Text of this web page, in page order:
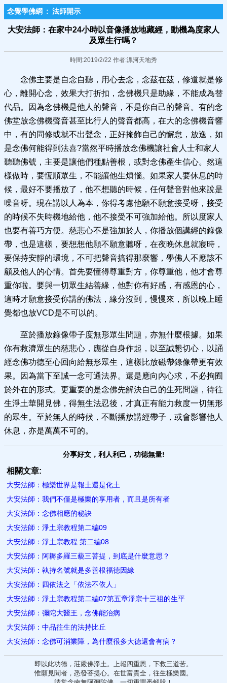
念覺學佛網 : 法師開示
大安法師：在家中24小時以音像播放地藏經，動機為度家人
及眾生行嗎？
時間:2019/2/22 作者:漯河天地秀
念佛主要是自念自聽，用心去念，念茲在茲，修道就是修
心，離開心念，效果大打折扣，念佛機只是助緣，不能成為替
代品。因為念佛機是他人的聲音，不是你自己的聲音。有的念
佛堂放念佛機聲音甚至比行人的聲音都高，在大的念佛機音響
中，有的同修或就不出聲念，正好掩飾自己的懈怠，放逸，如
是念佛何能得到法喜?當然平時播放念佛機讓社會人士和家人
聽聽佛號，主要是讓他們種點善根，或對念佛產生信心。然這
樣做時，要恆順眾生，不能讓他生煩惱。如果家人要休息的時
候，最好不要播放了，他不想聽的時候，任何聲音對他來說是
噪音呀。現在講以人為本，你得考慮他願不願意接受呀，接受
的時候不失時機地給他，他不接受不可強加給他。所以度家人
也要有善巧方便。慈悲心不是強加於人，你播放個講經的錄像
帶，也是這樣，要想想他願不願意聽呀，在夜晚休息就寢時，
要保持安靜的環境，不可把聲音搞得那麼響，學佛人不應該不
顧及他人的心情。首先要懂得尊重對方，你尊重他，他才會尊
重你啦。要與一切眾生結善緣，他對你有好感，有感恩的心，
這時才願意接受你講的佛法，緣分沒到，慢慢來，所以晚上睡
覺都也放VCD是不可以的。
至於播放錄像帶子度無形眾生問題，亦無什麼根據。如果
你有救濟眾生的慈悲心，應從自身作起，以至誠懇切心，以誦
經念佛功德至心回向給無形眾生，這樣比放磁帶錄像帶更有效
果。因為當下至誠一念可通法界。還是應向內心求，不必拘囿
於外在的形式。更重要的是念佛先解決自己的生死問題，待往
生淨土華開見佛，得無生法忍後，才真正有能力救度一切無形
的眾生。至於無人的時候，不斷播放講經帶子，或會影響他人
休息，亦是萬萬不可的。
分享好文，利人利己，功德無量!
相關文章:
大安法師：極樂世界是報土還是化土
大安法師：我們不僅是極樂的享用者，而且是所有者
大安法師：念佛相應的秘訣
大安法師：淨土宗教程第二編09
大安法師：淨土宗教程 第二編08
大安法師：阿耨多羅三藐三菩提，到底是什麼意思？
大安法師：執持名號就是多善根福德因緣
大安法師：四依法之「依法不依人」
大安法師：淨土宗教程第二編07第五章淨宗十三祖的生平
大安法師：彌陀大醫王，念佛能治病
大安法師：中品往生的法持比丘
大安法師：念佛可消業障，為什麼很多大德還會有病？
即以此功德，莊嚴佛淨土。上報四重恩，下救三道苦。
惟願見聞者，悉發菩提心。在世富貴全，往生極樂國。